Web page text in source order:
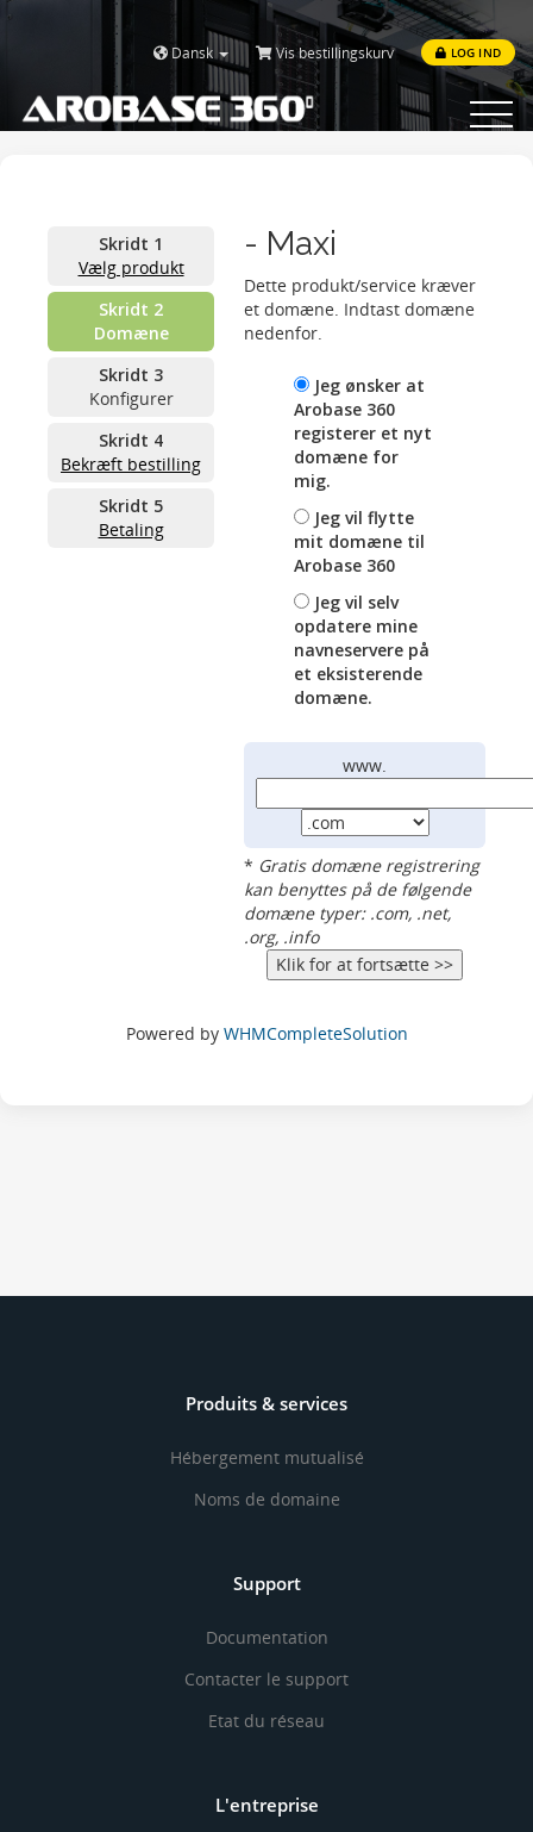
Dansk Vis bestillingskurv LOG IND
Toggle
Skridt 1
Vælg produkt
Skridt 2
Domæne
Skridt 3
Konfigurer
Skridt 4
Bekræft bestilling
Skridt 5
Betaling
- Maxi
Dette produkt/service kræver
et domæne. Indtast domæne
nedenfor.
Jeg ønsker at
Arobase 360
registerer et nyt
domæne for
mig.
Jeg vil flytte
mit domæne til
Arobase 360
Jeg vil selv
opdatere mine
navneservere på
et eksisterende
domæne.
www.
* Gratis domæne registrering
kan benyttes på de følgende
domæne typer: .com, .net,
.org, .info
Powered by WHMCompleteSolution
Produits & services
Hébergement mutualisé
Noms de domaine
Support
Documentation
Contacter le support
Etat du réseau
L'entreprise